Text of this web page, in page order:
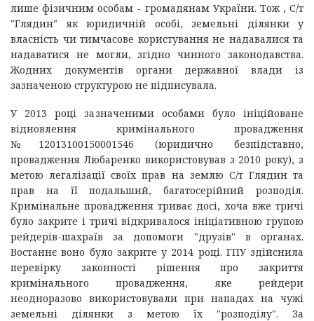
лише фізичним особам - громадянам України. Тож , С/т
"Глядин" як юридичній особі, земельні ділянки у
власність чи тимчасове користування не надавалися та
надаватися не могли, згідно чинного законодавства.
Жодних документів органи державної влади із
зазначеною структурою не підписувала.
У 2013 році зазначеними особами було ініційоване
відновлення кримінального провадження
№12013100150001546 (юридично безпідставно,
провадження Любаренко використовував з 2010 року), з
метою легалізації своїх прав на землю С/т Глядин та
прав на її подальший, багатосерійний розподіл.
Кримінальне провадження триває досі, хоча вже тричі
було закрите і тричі відкривалося ініціативною групою
рейдерів-шахраїв за допомоги "друзів" в органах.
Востаннє воно було закрите у 2014 році. ГПУ здійснила
перевірку законності рішення про закриття
кримінального провадження, яке рейдери
неодноразово використовували при нападах на чужі
земельні ділянки з метою їх "розподілу". За